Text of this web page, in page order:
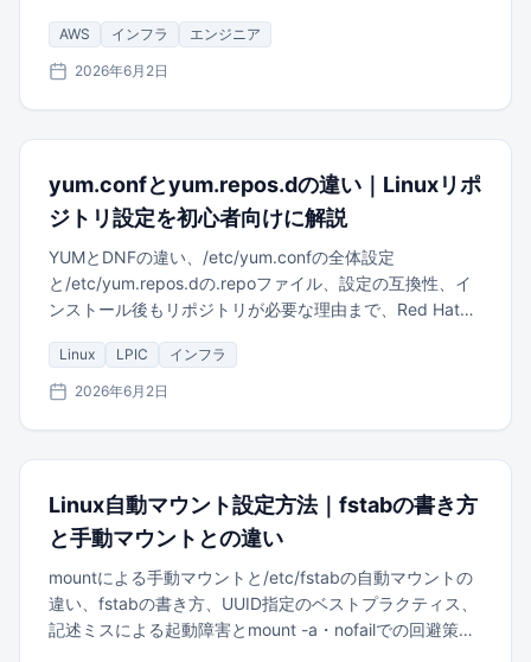
AWS インフラ エンジニア
2026年6月2日
yum.confとyum.repos.dの違い｜Linuxリポ
ジトリ設定を初心者向けに解説
YUMとDNFの違い、/etc/yum.confの全体設定
と/etc/yum.repos.dの.repoファイル、設定の互換性、イ
ンストール後もリポジトリが必要な理由まで、Red Hat系
Linux LPIC インフラ
2026年6月2日
Linux自動マウント設定方法｜fstabの書き方
と手動マウントとの違い
mountによる手動マウントと/etc/fstabの自動マウントの
違い、fstabの書き方、UUID指定のベストプラクティス、
記述ミスによる起動障害とmount -a・nofailでの回避策